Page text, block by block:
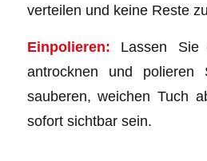
verteilen und keine Reste
Einpolieren: Lassen Sie
antrocknen und
sauberen, weichen Tuch
sofort sichtbar sein.